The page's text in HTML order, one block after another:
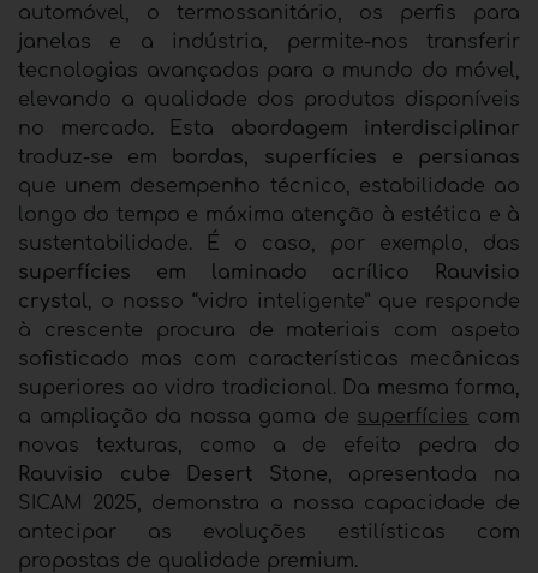
automóvel, o termossanitário, os perfis para
janelas e a indústria, permite-nos transferir
tecnologias avançadas para o mundo do móvel,
elevando a qualidade dos produtos disponíveis
no mercado. Esta abordagem interdisciplinar
traduz-se em bordas, superfícies e persianas
que unem desempenho técnico, estabilidade ao
longo do tempo e máxima atenção à estética e à
sustentabilidade. É o caso, por exemplo, das
superfícies em laminado acrílico Rauvisio
crystal
, o nosso “vidro inteligente” que responde
à crescente procura de materiais com aspeto
sofisticado mas com características mecânicas
superiores ao vidro tradicional. Da mesma forma,
a ampliação da nossa gama de superfícies com
novas texturas, como a de efeito pedra do
Rauvisio cube Desert Stone , apresentada na
SICAM 2025, demonstra a nossa capacidade de
antecipar as evoluções estilísticas com
propostas de qualidade premium.